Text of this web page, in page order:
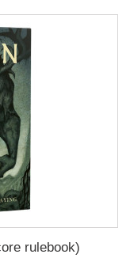
rulebook)